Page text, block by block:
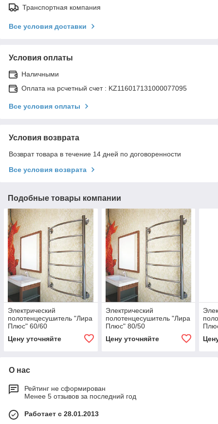
Транспортная компания
Все условия доставки
Условия оплаты
Наличными
Оплата на рсчетный счет : KZ116017131000077095
Все условия оплаты
Условия возврата
Возврат товара в течение 14 дней по договоренности
Все условия возврата
Подобные товары компании
Электрический
полотенцесушитель "Лира
Плюс" 60/60
Цену уточняйте
Электрический
полотенцесушитель "Лира
Плюс" 80/50
Цену уточняйте
О нас
Рейтинг не сформирован
Менее 5 отзывов за последний год
Работает с 28.01.2013